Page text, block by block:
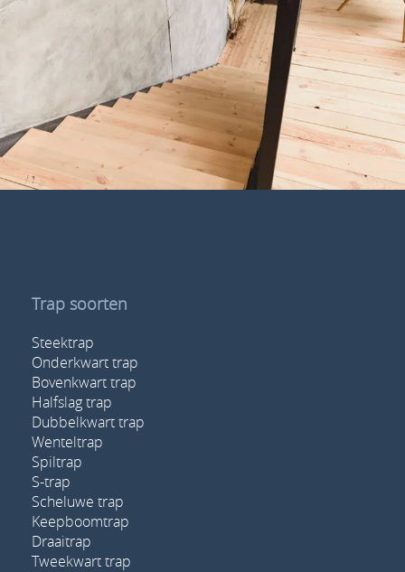
Trap soorten
Steektrap
Onderkwart trap
Bovenkwart trap
Halfslag trap
Dubbelkwart trap
Wenteltrap
Spiltrap
S-trap
Scheluwe trap
Keepboomtrap
Draaitrap
Tweekwart trap